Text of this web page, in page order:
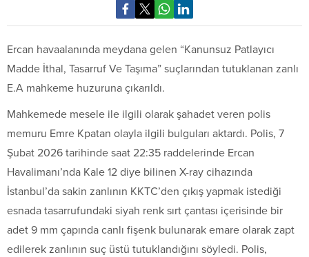
Ercan havaalanında meydana gelen “Kanunsuz Patlayıcı
Madde İthal, Tasarruf Ve Taşıma” suçlarından tutuklanan zanlı
E.A mahkeme huzuruna çıkarıldı.
Mahkemede mesele ile ilgili olarak şahadet veren polis
memuru Emre Kpatan olayla ilgili bulguları aktardı. Polis, 7
Şubat 2026 tarihinde saat 22:35 raddelerinde Ercan
Havalimanı’nda Kale 12 diye bilinen X-ray cihazında
İstanbul’da sakin zanlının KKTC’den çıkış yapmak istediği
esnada tasarrufundaki siyah renk sırt çantası içerisinde bir
adet 9 mm çapında canlı fişenk bulunarak emare olarak zapt
edilerek zanlının suç üstü tutuklandığını söyledi. Polis,